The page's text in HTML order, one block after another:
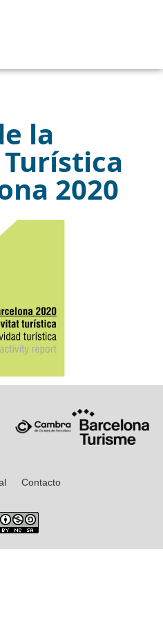
la
2020
Contacto